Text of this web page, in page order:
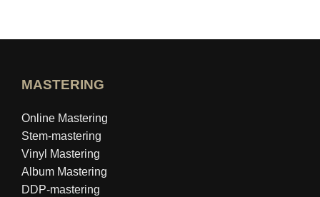
MASTERING
Online Mastering
Stem-mastering
Vinyl Mastering
Album Mastering
DDP-mastering